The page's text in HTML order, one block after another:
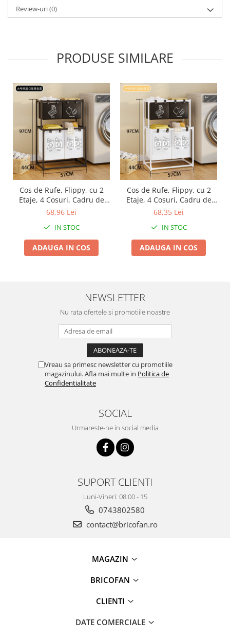
Espressoare si cafetiere
Masini de piper si nuci
Autocolant de bucatarie
Ceaune
Dozatoare
Fete de masa
Fierbatoare
Genti Termoizolante Mancare
Magneti de frigider
Masini de tocat manuale
Masini tocat carne electrice
Mixere
Oale si Cratite
Oale sub presiune
Pahare / Sticle cu Pai / Cani termos
Palnii
Tavi copt
Ustensile de bucatarie
Stații încărcare vehicule electrice
Accesorii si componente craciun
Beteala si ghirlande Craciun
Costume Craciun
Decoratiuni luminoase exterioare &
Furtun - Tub - rola craciun
Instalatii Craciun 220V
Review-uri(0)
PRODUSE SIMILARE
Cos de Rufe, Flippy, cu 2
Etaje, 4 Cosuri, Cadru de
Otel Inoxidabil, 97x44x57
68,96 Lei
IN STOC
ADAUGA IN COS
Cos de Rufe, Flippy, cu 2
Etaje, 4 Cosuri, Cadru de
Otel Inoxidabil, 97x44x57
68,35 Lei
IN STOC
ADAUGA IN COS
NEWSLETTER
Nu rata ofertele si promotiile noastre
Vreau sa primesc newsletter cu promotiile
magazinului. Afla mai multe in Politica de
Confidentialitate
SOCIAL
Urmareste-ne in social media
SUPORT CLIENTI
Luni-Vineri: 08:00 - 15
0743802580
contact@bricofan.ro
MAGAZIN
BRICOFAN
CLIENTI
DATE COMERCIALE